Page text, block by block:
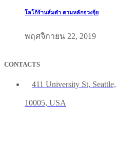
โลโก้ร้านส้มตำ ตามหลักฮวงจุ้ย
พฤศจิกายน 22, 2019
CONTACTS
411 University St, Seattle,
10005, USA